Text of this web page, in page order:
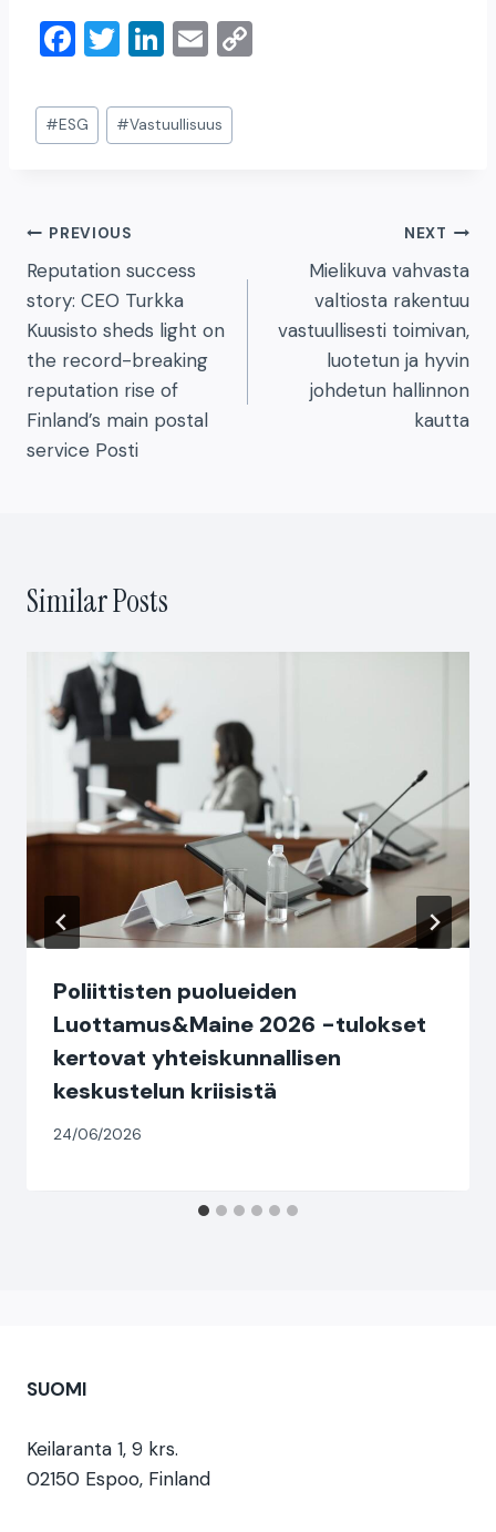
F
c
e
o
o
k
T
tt
er
Li
k
e
E
ai
l
Post
Tags:
#ESG #Vastuullisuus
Artikkelien
selaus
PREVIOUS
Reputation success
story: CEO Turkka
Kuusisto sheds light on
the record-breaking
reputation rise of
Finland’s main postal
service Posti
NEXT
Mielikuva vahvasta
valtiosta rakentuu
vastuullisesti toimivan,
luotetun ja hyvin
johdetun hallinnon
kautta
Similar Posts
Poliittisten puolueiden
Luottamus&Maine 2026 -tulokset
kertovat yhteiskunnallisen
keskustelun kriisistä
24/06/2026
SUOMI
Keilaranta 1, 9 krs.
02150 Espoo, Finland